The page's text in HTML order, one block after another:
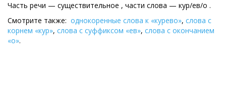
Часть речи — существительное , части слова — кур/ев/о .
Смотрите также: однокоренные слова к «курево», слова с
корнем «кур», слова с суффиксом «ев», слова с окончанием
«о».